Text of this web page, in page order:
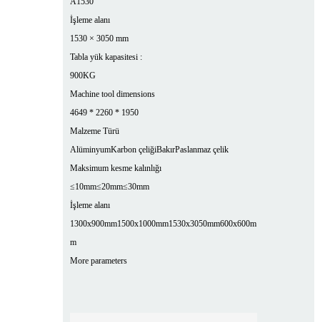
İşleme alanı
1530 × 3050 mm
Tabla yük kapasitesi :
900KG
Machine tool dimensions
4649 * 2260 * 1950
Malzeme Türü
AlüminyumKarbon çeliğiBakırPaslanmaz çelik
Maksimum kesme kalınlığı
≤10mm≤20mm≤30mm
İşleme alanı
1300x900mm1500x1000mm1530x3050mm600x600m
m
More parameters